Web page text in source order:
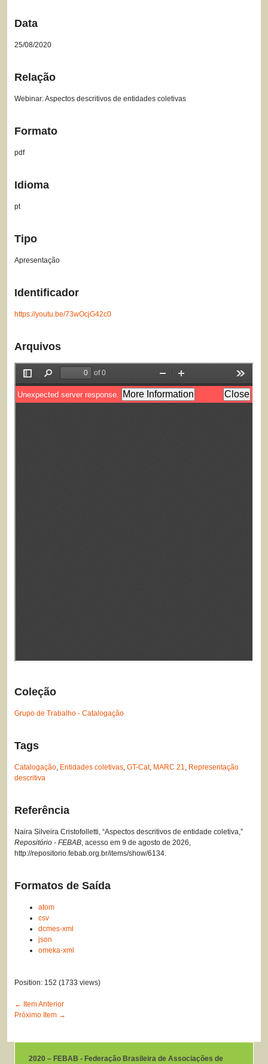
Data
25/08/2020
Relação
Webinar: Aspectos descritivos de entidades coletivas
Formato
pdf
Idioma
pt
Tipo
Apresentação
Identificador
https://youtu.be/73wOcjG42c0
Arquivos
Coleção
Grupo de Trabalho - Catalogação
Tags
Catalogação, Entidades coletivas, GT-Cat, MARC 21, Representação
descritiva
Referência
Naira Silveira Cristofolletti, “Aspectos descritivos de entidade coletiva,”
Repositório - FEBAB, acesso em 9 de agosto de 2026,
http://repositorio.febab.org.br/items/show/6134.
Formatos de Saída
atom
csv
dcmes-xml
json
omeka-xml
Position: 152 (1733 views)
← Item Anterior
Próximo Item →
2020 – FEBAB - Federação Brasileira de Associações de